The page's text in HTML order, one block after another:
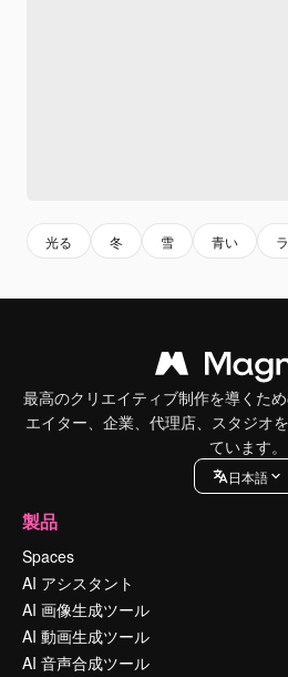
光る 冬 雪 青い
最高のクリエイティブ制作を導くた
エイター、企業、代理店、スタジオ
ています。
日本語
製品
Spaces
AI アシスタント
AI 画像生成ツール
AI 動画生成ツール
AI 音声合成ツール